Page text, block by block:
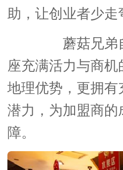
助，让创业者少
蘑菇兄弟自
座充满活力与商
地理优势，更拥
潜力，为加盟商
障。